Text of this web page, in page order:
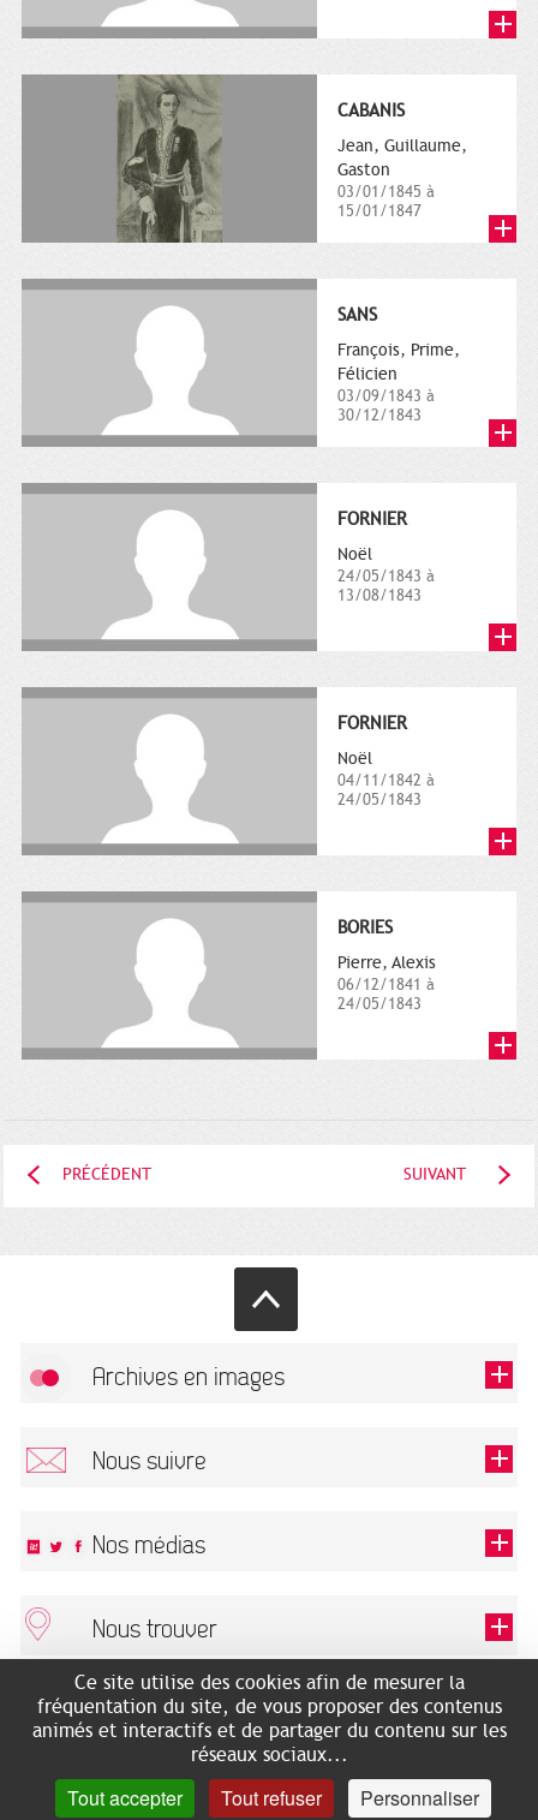
CABANIS
Jean, Guillaume,
Gaston
03/01/1845 à
15/01/1847
SANS
François, Prime,
Félicien
03/09/1843 à
30/12/1843
FORNIER
Noël
24/05/1843 à
13/08/1843
FORNIER
Noël
04/11/1842 à
24/05/1843
BORIES
Pierre, Alexis
06/12/1841 à
24/05/1843
PRÉCÉDENT SUIVANT
Archives en images
Nous suivre
Ce champ est exigé.
Nos médias
Nous trouver
ARCHIVES MUNICIPALES
2 rue des Archives
Accès mobilité réduite :
7 avenue de Bellevue
RECHERCHES GÉNÉALOGIQUES
NOUS CONNAÎTRE
SERVICE ÉDUCATIF
LES ARCHIVES EN LIGNE
HISTOIRE DE TOULOUSE
Ce site utilise des cookies afin de mesurer la
fréquentation du site, de vous proposer des contenus
animés et interactifs et de partager du contenu sur les
réseaux sociaux...
Tout accepter Tout refuser Personnaliser